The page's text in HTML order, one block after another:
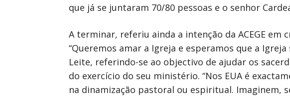
que já se juntaram 70/80 pessoas e o senhor
A terminar, referiu ainda a intenção da ACEGE em
“Queremos amar a Igreja e esperamos que a
Leite, referindo-se ao objectivo de ajudar os
do exercício do seu ministério. “Nos EUA é
na dinamização pastoral ou espiritual. Imaginem,